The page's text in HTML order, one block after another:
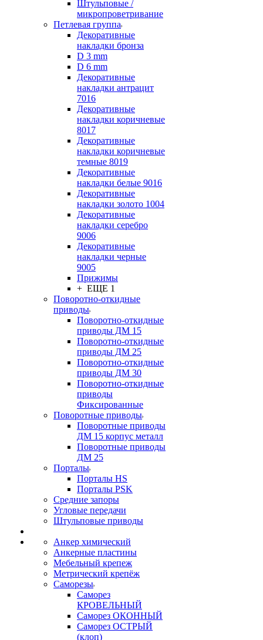
Штульповые /
микропроветривание
Петлевая группа
Декоративные
накладки бронза
D 3 mm
D 6 mm
Декоративные
накладки антрацит
7016
Декоративные
накладки коричневые
8017
Декоративные
накладки коричневые
темные 8019
Декоративные
накладки белые 9016
Декоративные
накладки золото 1004
Декоративные
накладки серебро
9006
Декоративные
накладки черные
9005
Прижимы
+ ЕЩЕ 1
Поворотно-откидные
приводы
Поворотно-откидные
приводы ДМ 15
Поворотно-откидные
приводы ДМ 25
Поворотно-откидные
приводы ДМ 30
Поворотно-откидные
приводы
Фиксированные
Поворотные приводы
Поворотные приводы
ДМ 15 корпус металл
Поворотные приводы
ДМ 25
Порталы
Порталы HS
Порталы PSK
Средние запоры
Угловые передачи
Штульповые приводы
Анкер химический
Анкерные пластины
Мебельный крепеж
Метрический крепёж
Саморезы
Саморез
КРОВЕЛЬНЫЙ
Саморез ОКОННЫЙ
Саморез ОСТРЫЙ
(клоп)